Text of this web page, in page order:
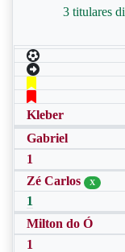
3 titulares
Kleber
Gabriel
1
Zé Carlos
X
1
Milton do Ó
1